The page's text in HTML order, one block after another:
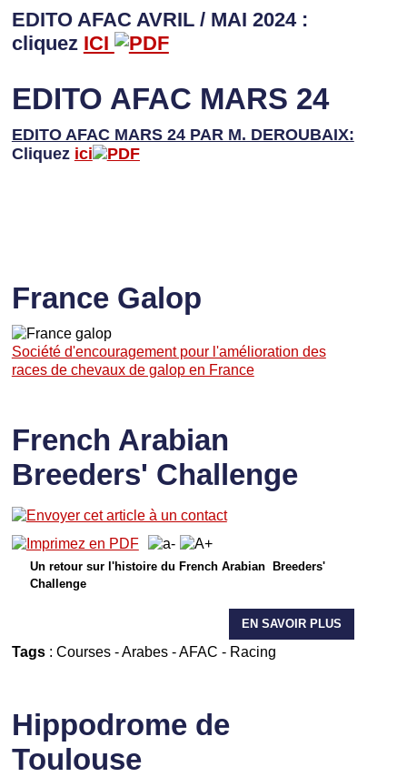
EDITO AFAC AVRIL / MAI 2024 :
cliquez ICI
EDITO AFAC MARS 24
EDITO AFAC MARS 24 PAR M. DEROUBAIX:
Cliquez ici
France Galop
Société d'encouragement pour l'amélioration des
races de chevaux de galop en France
French Arabian
Breeders' Challenge
Un retour sur l'histoire du French Arabian Breeders'
Challenge
EN SAVOIR PLUS
Tags: Courses-Arabes-AFAC - Racing
Hippodrome de
Toulouse